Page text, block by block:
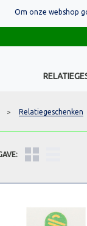
> Relatiegeschenken
Om onze webshop